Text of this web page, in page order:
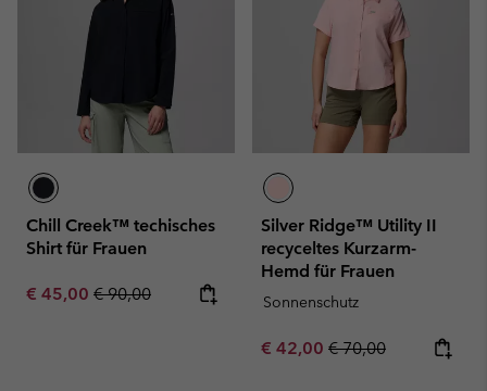
Chill Creek™ techisches
Shirt für Frauen
Sale price:
€ 45,00 Regular price:
€ 90,00
Silver Ridge™ Utility II
recyceltes Kurzarm-
Hemd für Frauen
Sonnenschutz
Sale price:
€ 42,00 Regular price:
€ 70,00